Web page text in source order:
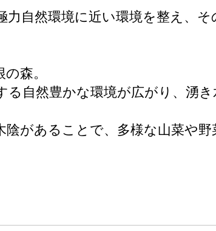
自然環境に近い環境を整え、
森。
る自然豊かな環境が広がり、湧
があることで、多様な山菜や